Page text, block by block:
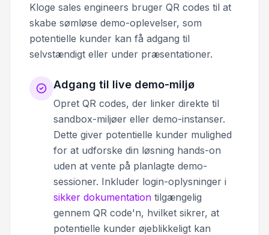
Kloge sales engineers bruger QR codes til at
skabe sømløse demo-oplevelser, som
potentielle kunder kan få adgang til
selvstændigt eller under præsentationer.
Adgang til live demo-miljø
Opret QR codes, der linker direkte til
sandbox-miljøer eller demo-instanser.
Dette giver potentielle kunder mulighed
for at udforske din løsning hands-on
uden at vente på planlagte demo-
sessioner. Inkluder login-oplysninger i
sikker dokumentation tilgængelig
gennem QR code'n, hvilket sikrer, at
potentielle kunder øjeblikkeligt kan